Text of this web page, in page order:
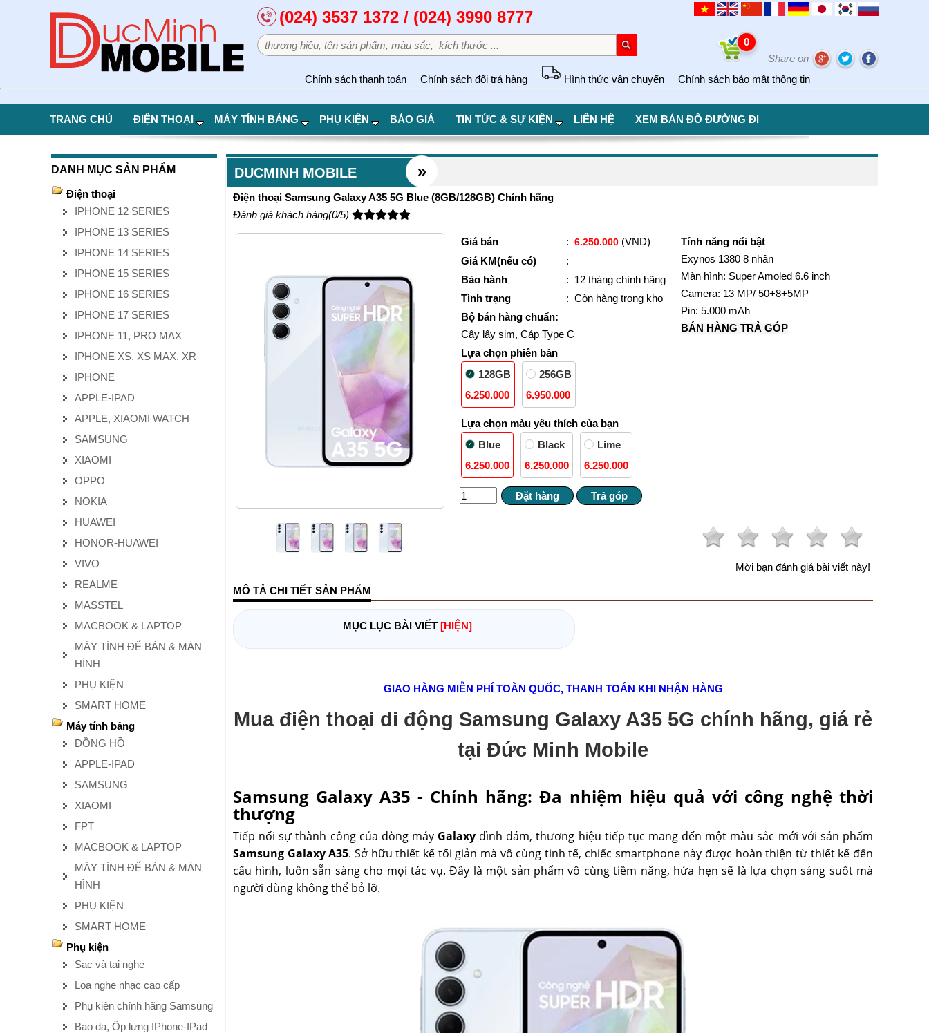
(024) 3537 1372 / (024) 3990 8777
0
Share on
Chính sách thanh toán
Chính sách đổi trả hàng Hình thức vận chuyển Chính sách bảo mật thông tin
TRANG CHỦ ĐIỆN THOẠI MÁY TÍNH BẢNG PHỤ KIỆN BÁO GIÁ TIN TỨC & SỰ KIỆN LIÊN HỆ XEM BẢN ĐỒ ĐƯỜNG ĐI
DANH MỤC SẢN PHẨM
Điện thoại
IPHONE 12 SERIES
IPHONE 13 SERIES
IPHONE 14 SERIES
IPHONE 15 SERIES
IPHONE 16 SERIES
IPHONE 17 SERIES
IPHONE 11, PRO MAX
IPHONE XS, XS MAX, XR
IPHONE
APPLE-IPAD
APPLE, XIAOMI WATCH
SAMSUNG
XIAOMI
OPPO
NOKIA
HUAWEI
HONOR-HUAWEI
VIVO
REALME
MASSTEL
MACBOOK & LAPTOP
MÁY TÍNH ĐỂ BÀN & MÀN
HÌNH
PHỤ KIỆN
SMART HOME
Máy tính bảng
ĐỒNG HỒ
APPLE-IPAD
SAMSUNG
XIAOMI
FPT
MACBOOK & LAPTOP
MÁY TÍNH ĐỂ BÀN & MÀN
HÌNH
PHỤ KIỆN
SMART HOME
Phụ kiện
Sạc và tai nghe
Loa nghe nhạc cao cấp
Phụ kiện chính hãng Samsung
Bao da, Ốp lưng IPhone-IPad
DUCMINH MOBILE »
Điện thoại Samsung Galaxy A35 5G Blue (8GB/128GB) Chính hãng
Đánh giá khách hàng(0/5)
Giá bán : 6.250.000 (VND)
Tính năng nổi bật
Exynos 1380 8 nhân
Màn hình: Super Amoled 6.6 inch
Camera: 13 MP/ 50+8+5MP
Pin: 5.000 mAh
BÁN HÀNG TRẢ GÓP
Giá KM(nếu có)
:
Bảo hành
: 12 tháng chính hãng
Tình trạng
: Còn hàng trong kho
Bộ bán hàng chuẩn:
Cây lấy sim, Cáp Type C
Lựa chọn phiên bản
128GB
6.250.000
256GB
6.950.000
Lựa chọn màu yêu thích của bạn
Blue
6.250.000
Black
6.250.000
Lime
6.250.000
Mời bạn đánh giá bài viết này!
MÔ TẢ CHI TIẾT SẢN PHẨM
MỤC LỤC BÀI VIẾT [HIỆN]
GIAO HÀNG MIỄN PHÍ TOÀN QUỐC, THANH TOÁN KHI NHẬN HÀNG
Mua điện thoại di động Samsung Galaxy A35 5G chính hãng, giá rẻ
tại Đức Minh Mobile
Samsung Galaxy A35 - Chính hãng: Đa nhiệm hiệu quả với công nghệ thời
thượng
Tiếp nối sự thành công của dòng máy Galaxy đình đám, thương hiệu tiếp tục mang đến một màu sắc mới với sản phẩm
Samsung Galaxy A35. Sở hữu thiết kế tối giản mà vô cùng tinh tế, chiếc smartphone này được hoàn thiện từ thiết kế đến
cấu hình, luôn sẵn sàng cho mọi tác vụ. Đây là một sản phẩm vô cùng tiềm năng, hứa hẹn sẽ là lựa chọn sáng suốt mà
người dùng không thể bỏ lỡ.